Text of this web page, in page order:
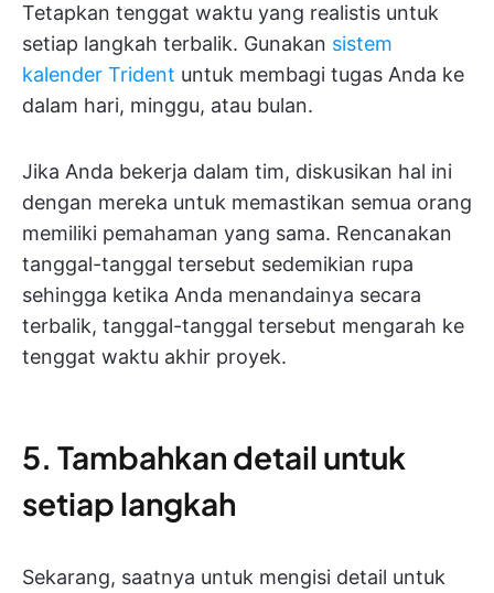
Tetapkan tenggat waktu yang realistis untuk
setiap langkah terbalik. Gunakan sistem
kalender Trident untuk membagi tugas Anda ke
dalam hari, minggu, atau bulan.
Jika Anda bekerja dalam tim, diskusikan hal ini
dengan mereka untuk memastikan semua orang
memiliki pemahaman yang sama. Rencanakan
tanggal-tanggal tersebut sedemikian rupa
sehingga ketika Anda menandainya secara
terbalik, tanggal-tanggal tersebut mengarah ke
tenggat waktu akhir proyek.
5. Tambahkan detail untuk
setiap langkah
Sekarang, saatnya untuk mengisi detail untuk